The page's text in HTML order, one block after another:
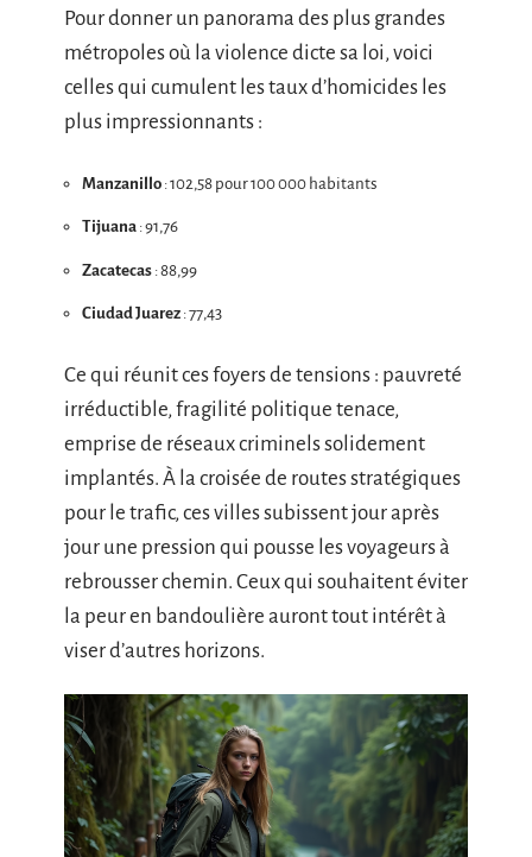
Pour donner un panorama des plus grandes
métropoles où la violence dicte sa loi, voici
celles qui cumulent les taux d’homicides les
plus impressionnants :
Manzanillo : 102,58 pour 100 000 habitants
Tijuana : 91,76
Zacatecas : 88,99
Ciudad Juarez : 77,43
Ce qui réunit ces foyers de tensions : pauvreté
irréductible, fragilité politique tenace,
emprise de réseaux criminels solidement
implantés. À la croisée de routes stratégiques
pour le trafic, ces villes subissent jour après
jour une pression qui pousse les voyageurs à
rebrousser chemin. Ceux qui souhaitent éviter
la peur en bandoulière auront tout intérêt à
viser d’autres horizons.